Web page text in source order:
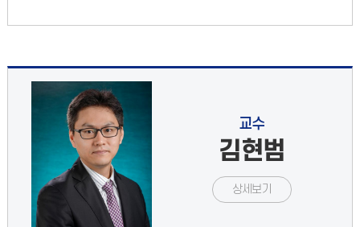
교수
김현범
상세보기